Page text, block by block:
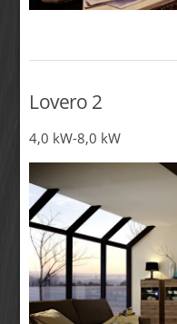
Lovero 2
4,0 kW-8,0 kW